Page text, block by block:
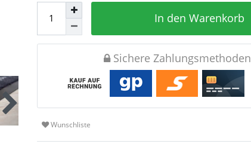
In den Warenkorb
Sichere Zahlungsmethoden
Wunschliste